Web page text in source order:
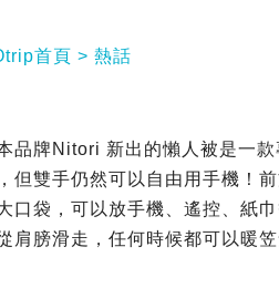
首頁 熱話
品牌Nitori 新出的懶人被是一
但雙手仍然可以自由用手機！
口袋，可以放手機、遙控、紙
肩膀滑走，任何時候都可以暖笠